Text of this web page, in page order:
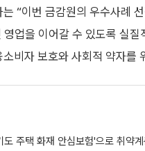
“이번 금감원의 우수사례
업을 이어갈 수 있도록 실
비자 보호와 사회적 약자를
주택 화재 안심보험'으로 취약